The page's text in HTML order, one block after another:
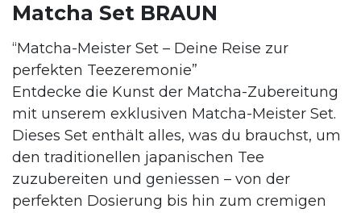
Matcha Set BRAUN
“Matcha-Meister Set – Deine Reise zur
perfekten Teezeremonie”
Entdecke die Kunst der Matcha-Zubereitung
mit unserem exklusiven Matcha-Meister Set.
Dieses Set enthält alles, was du brauchst, um
den traditionellen japanischen Tee
zuzubereiten und geniessen – von der
perfekten Dosierung bis hin zum cremigen